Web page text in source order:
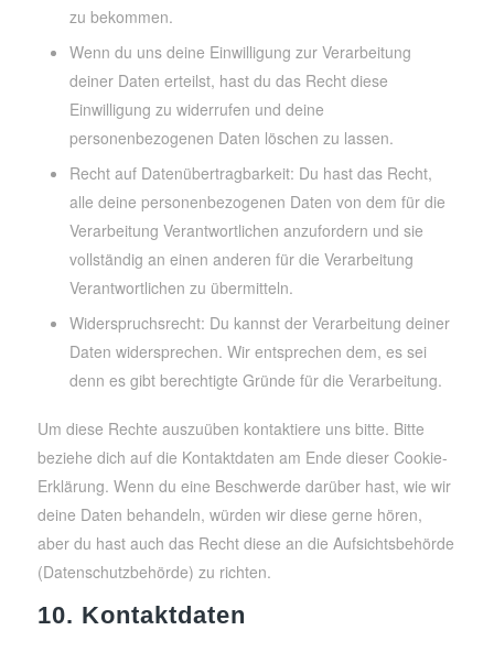
zu bekommen.
Wenn du uns deine Einwilligung zur Verarbeitung
deiner Daten erteilst, hast du das Recht diese
Einwilligung zu widerrufen und deine
personenbezogenen Daten löschen zu lassen.
Recht auf Datenübertragbarkeit: Du hast das Recht,
alle deine personenbezogenen Daten von dem für die
Verarbeitung Verantwortlichen anzufordern und sie
vollständig an einen anderen für die Verarbeitung
Verantwortlichen zu übermitteln.
Widerspruchsrecht: Du kannst der Verarbeitung deiner
Daten widersprechen. Wir entsprechen dem, es sei
denn es gibt berechtigte Gründe für die Verarbeitung.
Um diese Rechte auszuüben kontaktiere uns bitte. Bitte
beziehe dich auf die Kontaktdaten am Ende dieser Cookie-
Erklärung. Wenn du eine Beschwerde darüber hast, wie wir
deine Daten behandeln, würden wir diese gerne hören,
aber du hast auch das Recht diese an die Aufsichtsbehörde
(Datenschutzbehörde) zu richten.
10. Kontaktdaten